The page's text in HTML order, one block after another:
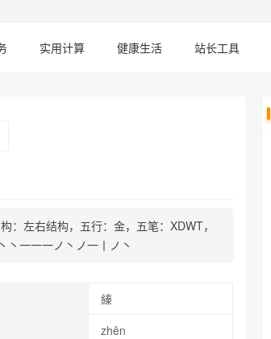
实用计算 健康生活 站长工具
：左右结构，五行：金，五笔：XDWT，
丶一一一ノ丶ノ一丨ノ丶
縥
zhěn